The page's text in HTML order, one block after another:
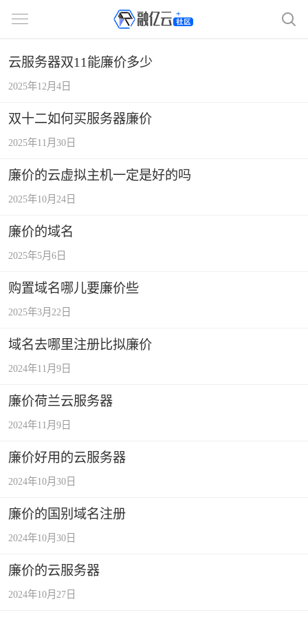
云服务器双11能廉价多少
2025年12月4日
双十二如何买服务器廉价
2025年11月30日
廉价的云虚拟主机一定是好的吗
2025年10月24日
廉价的域名
2025年5月6日
购置域名哪儿要廉价些
2025年3月22日
域名去哪里注册比拟廉价
2024年11月9日
廉价荷兰云服务器
2024年11月9日
廉价好用的云服务器
2024年10月30日
廉价的国别域名注册
2024年10月30日
廉价的云服务器
2024年10月27日